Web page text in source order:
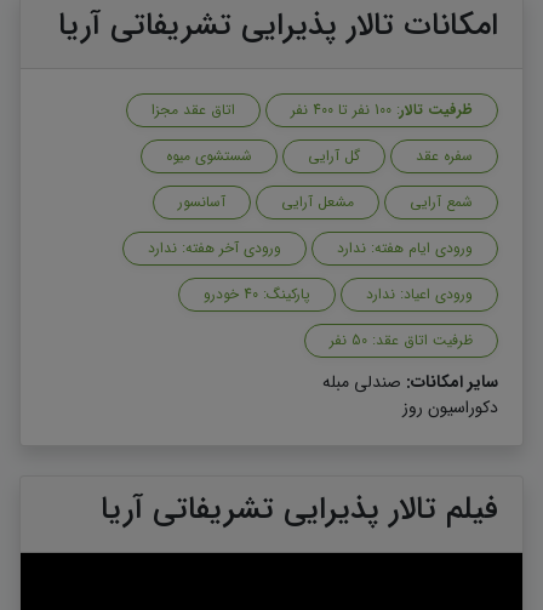
امکانات تالار پذیرایی تشریفاتی آریا
ظرفیت تالار: 100 نفر تا 400 نفر
اتاق عقد مجزا
سفره عقد
گل آرایی
شستشوی میوه
شمع آرایی
مشعل آرایی
آسانسور
ورودی ایام هفته: ندارد
ورودی آخر هفته: ندارد
ورودی اعیاد: ندارد
پارکینگ: 40 خودرو
ظرفیت اتاق عقد: 50 نفر
سایر امکانات: صندلی مبله
دکوراسیون روز
فیلم تالار پذیرایی تشریفاتی آریا